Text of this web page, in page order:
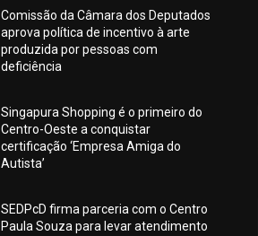
Comissão da Câmara dos Deputados
aprova política de incentivo à arte
produzida por pessoas com
deficiência
Singapura Shopping é o primeiro do
Centro-Oeste a conquistar
certificação ‘Empresa Amiga do
Autista’
SEDPcD firma parceria com o Centro
Paula Souza para levar atendimento